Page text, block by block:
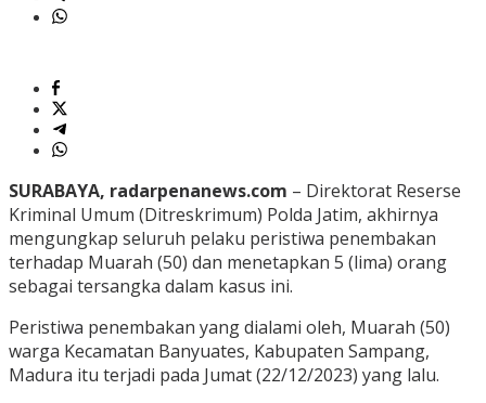
SURABAYA, radarpenanews.com – Direktorat Reserse
Kriminal Umum (Ditreskrimum) Polda Jatim, akhirnya
mengungkap seluruh pelaku peristiwa penembakan
terhadap Muarah (50) dan menetapkan 5 (lima) orang
sebagai tersangka dalam kasus ini.
Peristiwa penembakan yang dialami oleh, Muarah (50)
warga Kecamatan Banyuates, Kabupaten Sampang,
Madura itu terjadi pada Jumat (22/12/2023) yang lalu.